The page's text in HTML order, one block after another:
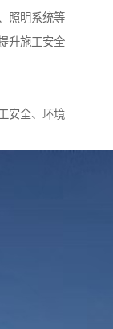
照明系统等
升施工安全
安全、环境